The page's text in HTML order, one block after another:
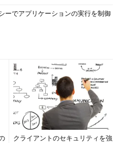
ーでアプリケーションの実行を制御
クライアントのセキュリティを強